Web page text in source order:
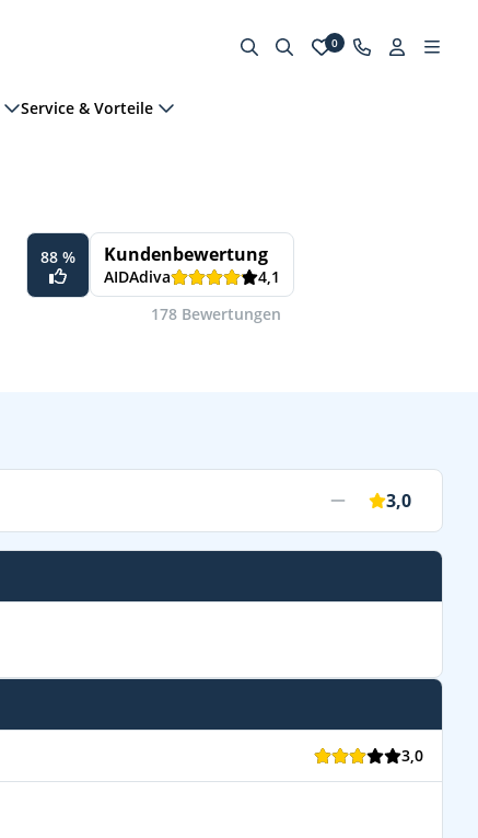
0
Service & Vorteile
88 % Kundenbewertung
AIDAdiva
4,1
178 Bewertungen
3,0
3,0